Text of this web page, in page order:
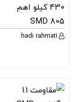
hadi rahmati